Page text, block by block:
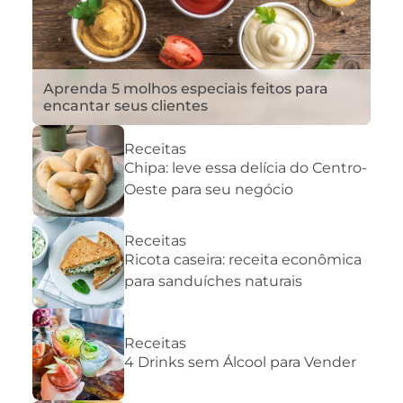
Aprenda 5 molhos especiais feitos para
encantar seus clientes
Receitas
Chipa: leve essa delícia do Centro-
Oeste para seu negócio
Receitas
Ricota caseira: receita econômica
para sanduíches naturais
Receitas
4 Drinks sem Álcool para Vender